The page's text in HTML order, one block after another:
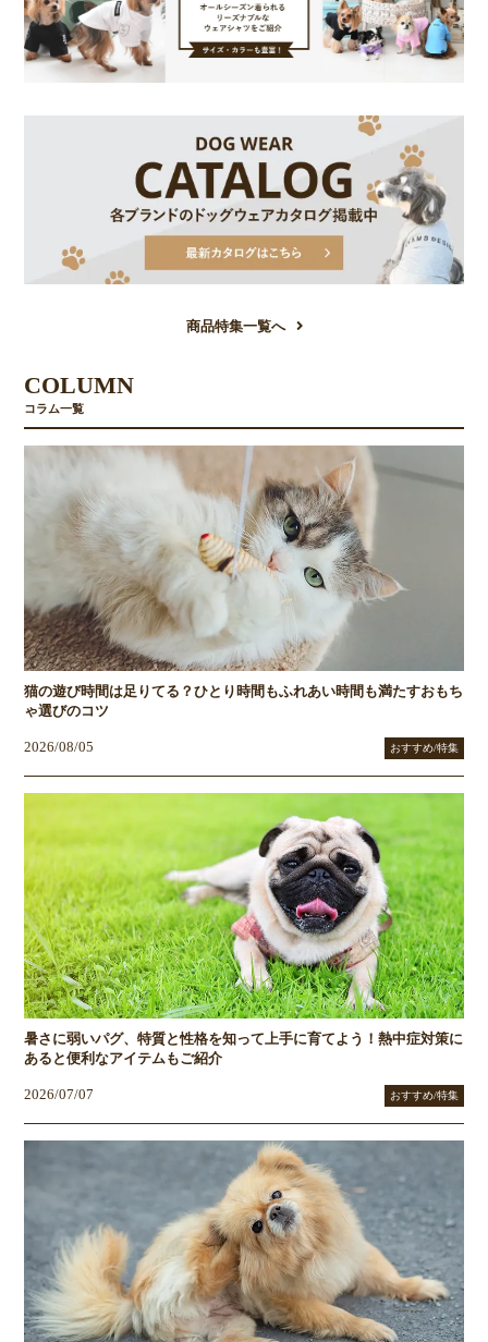
商品特集一覧へ
COLUMN
コラム一覧
猫の遊び時間は足りてる？ひとり時間もふれあい時間も満たすおもち
ゃ選びのコツ
2026/08/05 おすすめ/特集
暑さに弱いパグ、特質と性格を知って上手に育てよう！熱中症対策に
あると便利なアイテムもご紹介
2026/07/07 おすすめ/特集